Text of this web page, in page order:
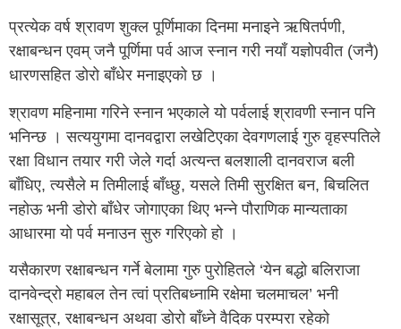
प्रत्येक वर्ष श्रावण शुक्ल पूर्णिमाका दिनमा मनाइने ऋषितर्पणी,
रक्षाबन्धन एवम् जनै पूर्णिमा पर्व आज स्नान गरी नयाँ यज्ञोपवीत (जनै)
धारणसहित डोरो बाँधेर मनाइएको छ ।
श्रावण महिनामा गरिने स्नान भएकाले यो पर्वलाई श्रावणी स्नान पनि
भनिन्छ । सत्ययुगमा दानवद्वारा लखेटिएका देवगणलाई गुरु वृहस्पतिले
रक्षा विधान तयार गरी जेले गर्दा अत्यन्त बलशाली दानवराज बली
बाँधिए, त्यसैले म तिमीलाई बाँध्छु, यसले तिमी सुरक्षित बन, बिचलित
नहोऊ भनी डोरो बाँधेर जोगाएका थिए भन्ने पौराणिक मान्यताका
आधारमा यो पर्व मनाउन सुरु गरिएको हो ।
यसैकारण रक्षाबन्धन गर्ने बेलामा गुरु पुरोहितले ‘येन बद्धो बलिराजा
दानवेन्द्रो महाबल तेन त्वां प्रतिबध्नामि रक्षेमा चलमाचल’ भनी
रक्षासूत्र, रक्षाबन्धन अथवा डोरो बाँध्ने वैदिक परम्परा रहेको